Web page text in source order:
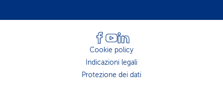
Cookie policy
Indicazioni legali
Protezione dei dati